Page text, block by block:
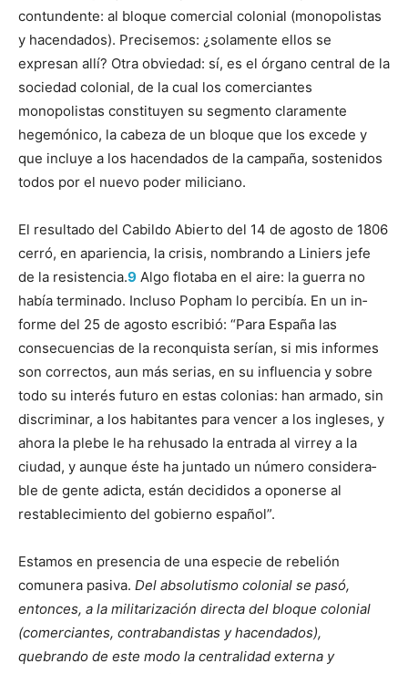
contundente: al bloque comercial colonial (monopolistas
y hacendados). Precisemos: ¿solamente ellos se
expresan allí? Otra obviedad: sí, es el órgano central de la
sociedad colonial, de la cual los comerciantes
monopolistas constituyen su segmento claramente
hegemónico, la cabeza de un bloque que los excede y
que incluye a los hacendados de la campaña, sostenidos
todos por el nuevo poder miliciano.
El resultado del Cabildo Abierto del 14 de agosto de 1806
cerró, en apa­riencia, la crisis, nombrando a Liniers jefe
de la resistencia.9 Algo flotaba en el aire: la guerra no
había terminado. Incluso Popham lo percibía. En un in­
forme del 25 de agosto escribió: “Para España las
consecuencias de la recon­quista serían, si mis informes
son correctos, aun más serias, en su influencia y sobre
todo su interés futuro en estas colonias: han armado, sin
discriminar, a los habitantes para vencer a los ingleses, y
ahora la plebe le ha rehusado la entrada al virrey a la
ciudad, y aunque éste ha juntado un número considera­
ble de gente adicta, están decididos a oponerse al
restablecimiento del gobier­no español”.
Estamos en presencia de una especie de rebelión
comunera pasiva. Del absolutismo colonial se pasó,
entonces, a la militarización directa del bloque colo­nial
(comerciantes, contrabandistas y hacendados),
quebrando de este modo la centralidad externa y